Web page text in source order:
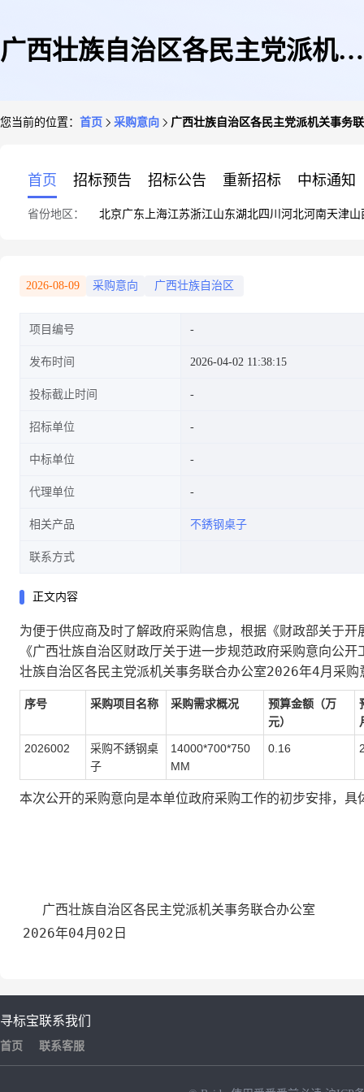
广西壮族自治区各民主党派机关
您当前的位置： 首页 采购意向 广西壮族自治区各民主党派机关事务
首页 招标预告 招标公告 重新招标 中标通知
省份地区： 北京广东 上海江苏浙江山东湖北四川 河北河南天津山
2026-08-09 采购意向 广西壮族自治区
项目编号
发布时间 2026-04-02 11:38:15
投标截止时间
招标单位
中标单位
代理单位
相关产品 不銹钢桌子
联系方式
正文内容
为便于供应商及时了解政府采购信息，根据《财政部关于
《广西壮族自治区财政厅关于进一步规范政府采购意向公
壮族自治区各民主党派机关事务联合办公室2026年4月采购
序号 采购项目名称 采购需求概况
预算金额（万
元）
2026002
采购不銹钢桌
子
14000*700*750
MM
0.16
本次公开的采购意向是本单位政府采购工作的初步安排，
广西壮族自治区各民主党派机关事务联合办公室
2026年04月02日
寻标宝
首页
联系我们
联系客服